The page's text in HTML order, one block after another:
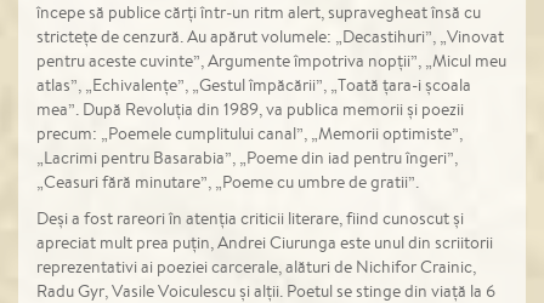
începe să publice cărți într-un ritm alert, supravegheat însă cu
strictețe de cenzură. Au apărut volumele: „Decastihuri”, „Vinovat
pentru aceste cuvinte”, Argumente împotriva nopții”, „Micul meu
atlas”, „Echivalențe”, „Gestul împăcării”, „Toată țara-i școala
mea”. După Revoluția din 1989, va publica memorii și poezii
precum: „Poemele cumplitului canal”, „Memorii optimiste”,
„Lacrimi pentru Basarabia”, „Poeme din iad pentru îngeri”,
„Ceasuri fără minutare”, „Poeme cu umbre de gratii”.
Deși a fost rareori în atenția criticii literare, fiind cunoscut și
apreciat mult prea puțin, Andrei Ciurunga este unul din scriitorii
reprezentativi ai poeziei carcerale, alături de Nichifor Crainic,
Radu Gyr, Vasile Voiculescu și alții. Poetul se stinge din viață la 6